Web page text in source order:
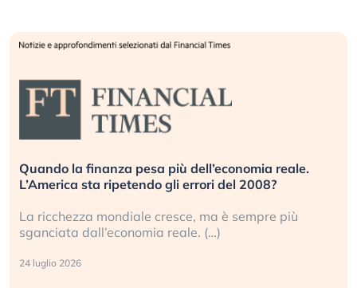
Quando la finanza pesa più dell’economia reale.
L’America sta ripetendo gli errori del 2008?
La ricchezza mondiale cresce, ma è sempre più
sganciata dall’economia reale. (…)
24 luglio 2026